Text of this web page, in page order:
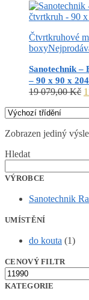
Čtvrtkruhové
boxy
Sanotechnik
– 90 x 90 x
19 079,00Kč
Zobrazen jediný
Hledat
VÝROBCE
Sanotechnik
UMÍSTĚNÍ
do kouta (1)
CENOVÝ FILTR
Minimální
cena
KATEGORIE